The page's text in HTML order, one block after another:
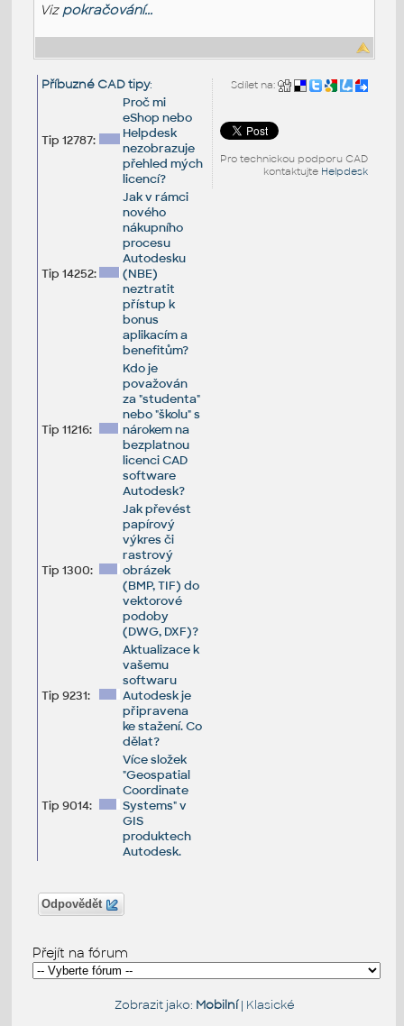
Viz pokračování...
Sdílet na:
Pro technickou podporu CAD
kontaktujte Helpdesk
Příbuzné CAD tipy:
Tip 12787:
Proč mi
eShop nebo
Helpdesk
nezobrazuje
přehled mých
licencí?
Tip 14252:
Jak v rámci
nového
nákupního
procesu
Autodesku
(NBE)
neztratit
přístup k
bonus
aplikacím a
benefitům?
Tip 11216:
Kdo je
považován
za "studenta"
nebo "školu" s
nárokem na
bezplatnou
licenci CAD
software
Autodesk?
Tip 1300:
Jak převést
papírový
výkres či
rastrový
obrázek
(BMP, TIF) do
vektorové
podoby
(DWG, DXF)?
Tip 9231:
Aktualizace k
vašemu
softwaru
Autodesk je
připravena
ke stažení. Co
dělat?
Tip 9014:
Více složek
"Geospatial
Coordinate
Systems" v
GIS
produktech
Autodesk.
Odpovědět
Přejít na fórum
Zobrazit jako: Mobilní| Klasické